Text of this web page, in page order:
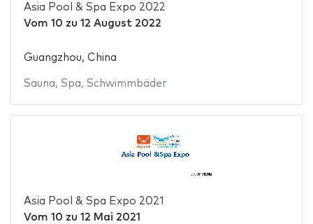
Asia Pool & Spa Expo 2022
Vom 10 zu 12 August 2022
Guangzhou, China
Sauna, Spa, Schwimmbäder
Asia Pool & Spa Expo 2021
Vom 10 zu 12 Mai 2021